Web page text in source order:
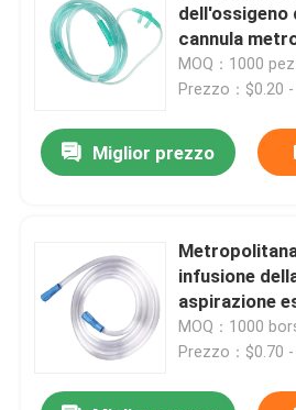
dell'ossigeno
cannula
nasale
MOQ：1000
Prezzo：$0.20
Miglior prezzo
infusione
aspirazione
pirogena
MOQ：1000
Prezzo：$0.70